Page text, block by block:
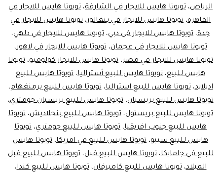
الرياض، تويوتا هايس للايجار في الشارقة، تويوتا هايس للايجار في
القاهره، تويوتا هايس للايجار في بنغالور، تويوتا هايس للايجار في
جدة، تويوتا هايس للايجار في دبي، تويوتا هايس للايجار في دلهي،
تويوتا هايس للايجار في عجمان،تويوتا هايس للايجار في لاهور،
تويوتا هايس للايجار في مصر، تويوتا هايس للايجار كولومبو، تويوتا
هايس للبيع، تويوتا هايس للبيع أستراليا، تويوتا هايس للبيع
اديلايد،تويوتا هايس للبيع استراليا،تويوتا هايس للبيع برمنغهام،
تويوتا هايس للبيع بريسبان،تويوتا هايس للبيع بريسبان جومتري،
تويوتا هايس للبيع بريستول،تويوتا هايس للبيع بنجلاديش،تويوتا
هايس للبيع جنوب افريقيا، تويوتا هايس للبيع جومتري، تويوتا
هايس للبيع سيبو، تويوتا هايس للبيع في امريكا، تويوتا هايس
للبيع في جامايكا،تويوتا هايس للبيع قبل،تويوتا هايس للبيع قبل
الميلاد،تويوتا هايس للبيع كامبرفان،تويوتا هايس للبيع كندا،